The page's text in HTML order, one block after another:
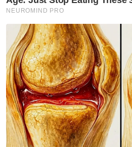
negara, sekali gus
rakyat.
Berita Telus & Tulus
hari!